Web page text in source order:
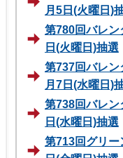
月5日(火曜日)
第780回バレン
日(火曜日)抽選
第737回バレン
月7日(水曜日)
第738回バレン
日(水曜日)抽選
第713回グリー